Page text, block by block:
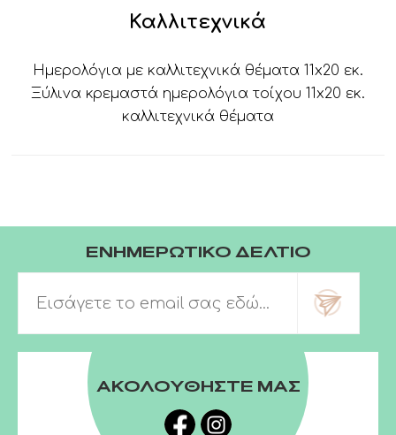
Καλλιτεχνικά
Ημερολόγια με καλλιτεχνικά θέματα 11x20 εκ.
Ξύλινα κρεμαστά ημερολόγια τοίχου 11x20 εκ.
καλλιτεχνικά θέματα
ΕΝΗΜΕΡΩΤΙΚΟ ΔΕΛΤΙΟ
ΑΚΟΛΟΥΘΗΣΤΕ ΜΑΣ